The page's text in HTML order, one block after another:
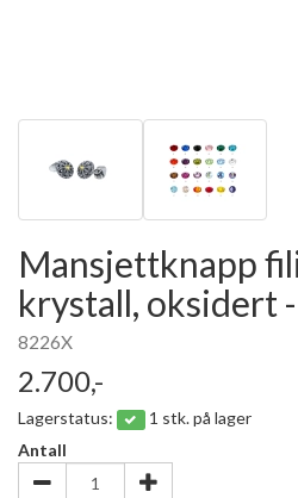
Mansjettknapp
krystall, oksidert
8226X
2.700,-
Lagerstatus:
1 stk. på lager
Antall